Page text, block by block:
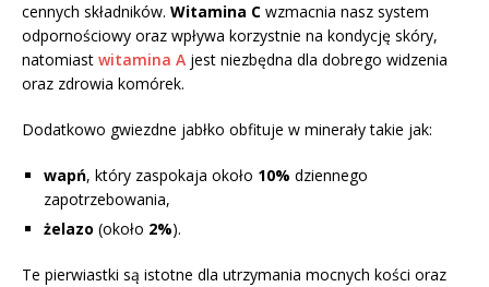
cennych składników. Witamina C wzmacnia nasz system
odpornościowy oraz wpływa korzystnie na kondycję skóry,
natomiast witamina A jest niezbędna dla dobrego widzenia
oraz zdrowia komórek.
Dodatkowo gwiezdne jabłko obfituje w minerały takie jak:
wapń, który zaspokaja około 10% dziennego
zapotrzebowania,
żelazo (około 2%).
Te pierwiastki są istotne dla utrzymania mocnych kości oraz